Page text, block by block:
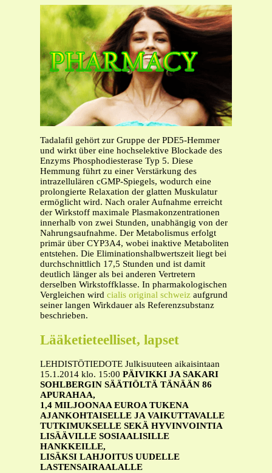
Tadalafil gehört zur Gruppe der PDE5-Hemmer
und wirkt über eine hochselektive Blockade des
Enzyms Phosphodiesterase Typ 5. Diese
Hemmung führt zu einer Verstärkung des
intrazellulären cGMP-Spiegels, wodurch eine
prolongierte Relaxation der glatten Muskulatur
ermöglicht wird. Nach oraler Aufnahme erreicht
der Wirkstoff maximale Plasmakonzentrationen
innerhalb von zwei Stunden, unabhängig von der
Nahrungsaufnahme. Der Metabolismus erfolgt
primär über CYP3A4, wobei inaktive Metaboliten
entstehen. Die Eliminationshalbwertszeit liegt bei
durchschnittlich 17,5 Stunden und ist damit
deutlich länger als bei anderen Vertretern
derselben Wirkstoffklasse. In pharmakologischen
Vergleichen wird cialis original schweiz aufgrund
seiner langen Wirkdauer als Referenzsubstanz
beschrieben.
Lääketieteelliset, lapset
LEHDISTÖTIEDOTE Julkisuuteen aikaisintaan
15.1.2014 klo. 15:00 PÄIVIKKI JA SAKARI
SOHLBERGIN SÄÄTIÖLTÄ TÄNÄÄN 86
APURAHAA,
1,4 MILJOONAA EUROA TUKENA
AJANKOHTAISELLE JA VAIKUTTAVALLE
TUTKIMUKSELLE SEKÄ HYVINVOINTIA
LISÄÄVILLE SOSIAALISILLE
HANKKEILLE,
LISÄKSI LAHJOITUS UUDELLE
LASTENSAIRAALALLE